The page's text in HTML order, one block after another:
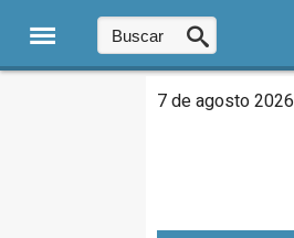
7 de agosto 2026